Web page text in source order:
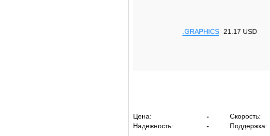
.GRAPHICS 21.17 USD
Цена: - Скорость:
Надежность:
- Поддержка: